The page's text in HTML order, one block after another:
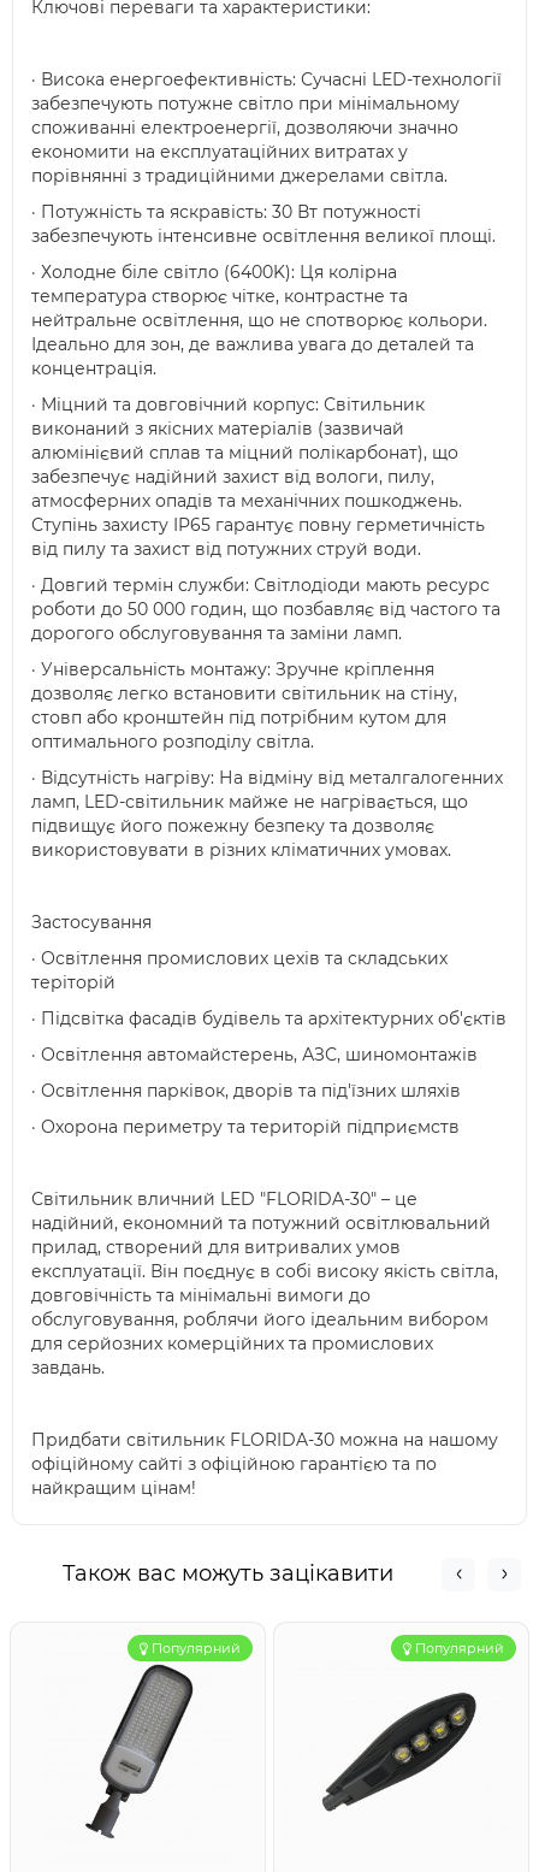
Ключові переваги та характеристики:
· Висока енергоефективність: Сучасні LED-технології
забезпечують потужне світло при мінімальному
споживанні електроенергії, дозволяючи значно
економити на експлуатаційних витратах у
порівнянні з традиційними джерелами світла.
· Потужність та яскравість: 30 Вт потужності
забезпечують інтенсивне освітлення великої площі.
· Холодне біле світло (6400K): Ця колірна
температура створює чітке, контрастне та
нейтральне освітлення, що не спотворює кольори.
Ідеально для зон, де важлива увага до деталей та
концентрація.
· Міцний та довговічний корпус: Світильник
виконаний з якісних матеріалів (зазвичай
алюмінієвий сплав та міцний полікарбонат), що
забезпечує надійний захист від вологи, пилу,
атмосферних опадів та механічних пошкоджень.
Ступінь захисту IP65 гарантує повну герметичність
від пилу та захист від потужних струй води.
· Довгий термін служби: Світлодіоди мають ресурс
роботи до 50 000 годин, що позбавляє від частого та
дорогого обслуговування та заміни ламп.
· Універсальність монтажу: Зручне кріплення
дозволяє легко встановити світильник на стіну,
стовп або кронштейн під потрібним кутом для
оптимального розподілу світла.
· Відсутність нагріву: На відміну від металгалогенних
ламп, LED-світильник майже не нагрівається, що
підвищує його пожежну безпеку та дозволяє
використовувати в різних кліматичних умовах.
Застосування
· Освітлення промислових цехів та складських
теріторій
· Підсвітка фасадів будівель та архітектурних об'єктів
· Освітлення автомайстерень, АЗС, шиномонтажів
· Освітлення парківок, дворів та під'їзних шляхів
· Охорона периметру та територій підприємств
Світильник вличний LED "FLORIDA-30" – це
надійний, економний та потужний освітлювальний
прилад, створений для витривалих умов
експлуатації. Він поєднує в собі високу якість світла,
довговічність та мінімальні вимоги до
обслуговування, роблячи його ідеальним вибором
для серйозних комерційних та промислових
завдань.
Придбати світильник FLORIDA-30 можна на нашому
офіційному сайті з офіційною гарантією та по
найкращим цінам!
Також вас можуть зацікавити
Популярний Популярний